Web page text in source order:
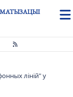
ліній" у